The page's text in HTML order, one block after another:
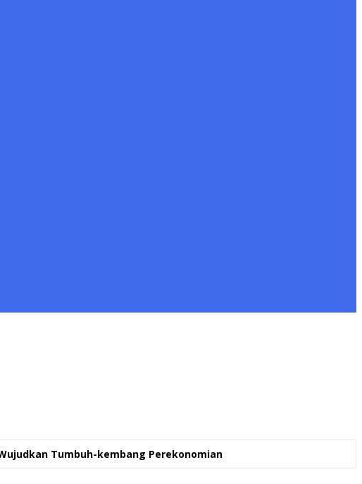
Tumbuh-kembang Perekonomian